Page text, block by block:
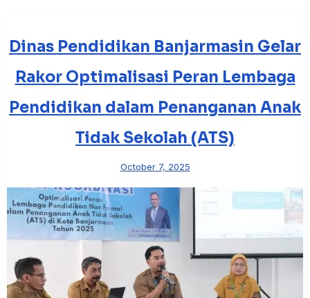
Dinas Pendidikan Banjarmasin Gelar
Rakor Optimalisasi Peran Lembaga
Pendidikan dalam Penanganan Anak
Tidak Sekolah (ATS)
October 7, 2025